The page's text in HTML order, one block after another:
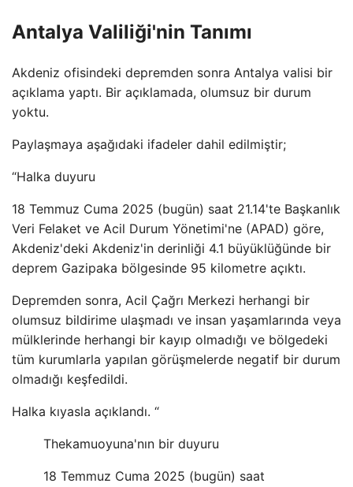
Antalya Valiliği'nin Tanımı
Akdeniz ofisindeki depremden sonra Antalya valisi bir
açıklama yaptı. Bir açıklamada, olumsuz bir durum
yoktu.
Paylaşmaya aşağıdaki ifadeler dahil edilmiştir;
“Halka duyuru
18 Temmuz Cuma 2025 (bugün) saat 21.14'te Başkanlık
Veri Felaket ve Acil Durum Yönetimi'ne (APAD) göre,
Akdeniz'deki Akdeniz'in derinliği 4.1 büyüklüğünde bir
deprem Gazipaka bölgesinde 95 kilometre açıktı.
Depremden sonra, Acil Çağrı Merkezi herhangi bir
olumsuz bildirime ulaşmadı ve insan yaşamlarında veya
mülklerinde herhangi bir kayıp olmadığı ve bölgedeki
tüm kurumlarla yapılan görüşmelerde negatif bir durum
olmadığı keşfedildi.
Halka kıyasla açıklandı. “
Thekamuoyuna'nın bir duyuru
18 Temmuz Cuma 2025 (bugün) saat